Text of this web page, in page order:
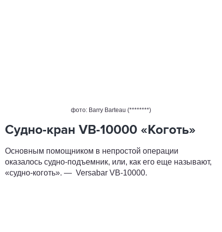
фото: Barry Barteau (********)
Судно-кран VB-10000 «Коготь»
Основным помощником в непростой операции
оказалось судно-подъемник, или, как его еще называют,
«судно-коготь». — Versabar VB-10000.